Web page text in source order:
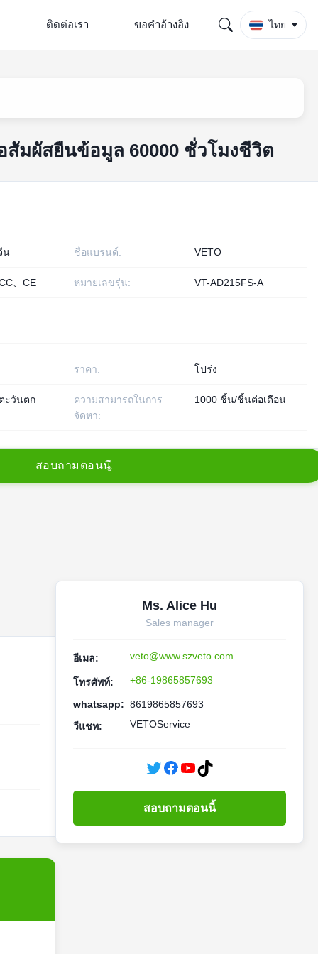
ติดต่อเรา ขอคําอ้างอิง ไทย
มผัสยืนข้อมูล 60000 ชั่วโมงชีวิต
น ชื่อแบรนด์: VETO
、CE หมายเลขรุ่น: VT-AD215FS-A
ราคา: โปร่ง
ะวันตก
ความสามารถในการ
จัดหา:
1000 ชิ้น/ชิ้นต่อเดือน
สอบถาม ตอนน
Ms. Alice Hu
Sales manager
อีเมล: veto@www.szveto.com
โทรศัพท์: +86-19865857693
whatsapp: 8619865857693
วีแชท:
VETOService
สอบถามตอนนี้